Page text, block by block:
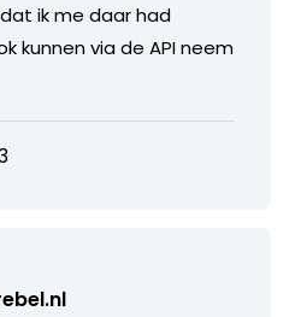
ik me daar had
kunnen via de API neem